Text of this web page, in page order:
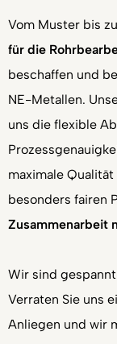
Vom Muster bis
für die
beschaffen und
NE-Metallen.
uns die flexible
maximale
besonders fairen
Zusammenarbeit
Wir sind
Verraten Sie uns
Anliegen und wir